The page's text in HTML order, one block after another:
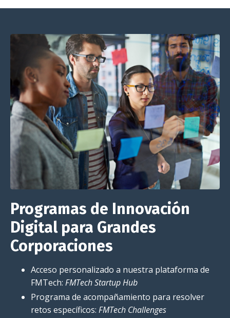
Programas de Innovación
Digital para Grandes
Corporaciones
Acceso personalizado a nuestra plataforma de
FMTech: FMTech Startup Hub
Programa de acompañamiento para resolver
retos específicos: FMTech Challenges